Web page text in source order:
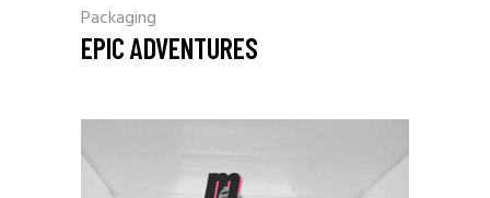
Packaging
EPIC ADVENTURES